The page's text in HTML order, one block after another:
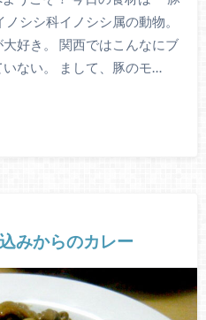
シシ科イノシシ属の動物。
好き。 関西ではこんなにブ
ない。 まして、豚のモ…
みからのカレー